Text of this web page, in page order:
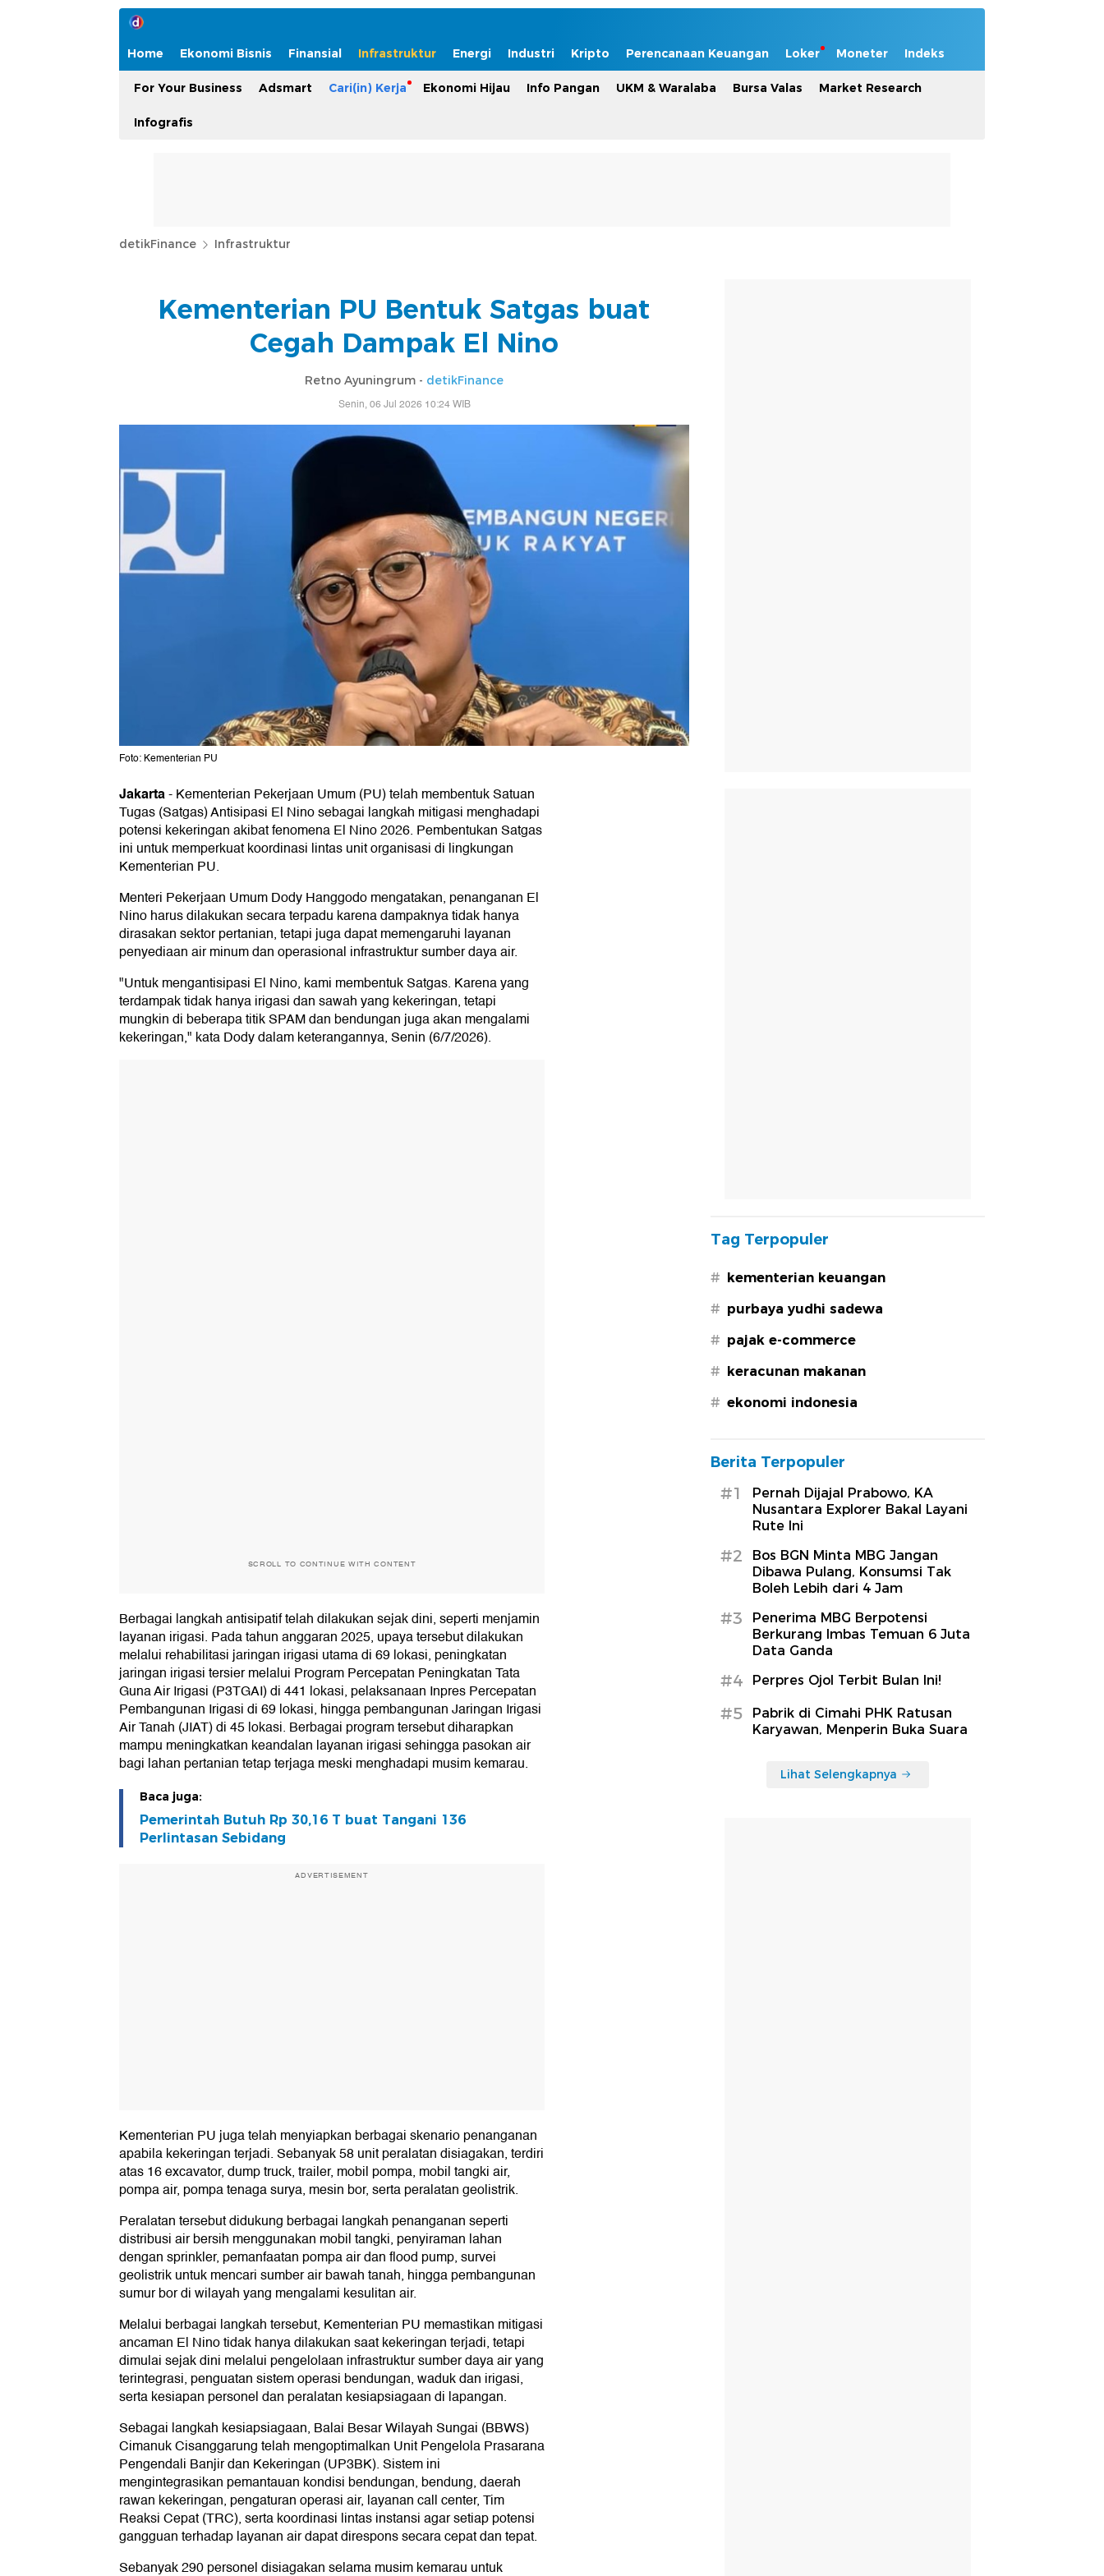
Home Ekonomi Bisnis Finansial Infrastruktur Energi Industri Kripto Perencanaan Keuangan Loker Moneter Indeks
For Your Business Adsmart Cari(in) Kerja Ekonomi Hijau Info Pangan UKM & Waralaba Bursa Valas Market Research
Infografis
detikFinance Infrastruktur
Kementerian PU Bentuk Satgas buat
Cegah Dampak El Nino
Retno Ayuningrum - detikFinance
Senin, 06 Jul 2026 10:24 WIB
Foto: Kementerian PU
Jakarta-Kementerian Pekerjaan Umum (PU) telah membentuk Satuan
Tugas (Satgas) Antisipasi El Nino sebagai langkah mitigasi menghadapi
potensi kekeringan akibat fenomena El Nino 2026. Pembentukan Satgas
ini untuk memperkuat koordinasi lintas unit organisasi di lingkungan
Kementerian PU.
Menteri Pekerjaan Umum Dody Hanggodo mengatakan, penanganan El
Nino harus dilakukan secara terpadu karena dampaknya tidak hanya
dirasakan sektor pertanian, tetapi juga dapat memengaruhi layanan
penyediaan air minum dan operasional infrastruktur sumber daya air.
"Untuk mengantisipasi El Nino, kami membentuk Satgas. Karena yang
terdampak tidak hanya irigasi dan sawah yang kekeringan, tetapi
mungkin di beberapa titik SPAM dan bendungan juga akan mengalami
kekeringan," kata Dody dalam keterangannya, Senin (6/7/2026).
SCROLL TO CONTINUE WITH CONTENT
Berbagai langkah antisipatif telah dilakukan sejak dini, seperti menjamin
layanan irigasi. Pada tahun anggaran 2025, upaya tersebut dilakukan
melalui rehabilitasi jaringan irigasi utama di 69 lokasi, peningkatan
jaringan irigasi tersier melalui Program Percepatan Peningkatan Tata
Guna Air Irigasi (P3TGAI) di 441 lokasi, pelaksanaan Inpres Percepatan
Pembangunan Irigasi di 69 lokasi, hingga pembangunan Jaringan Irigasi
Air Tanah (JIAT) di 45 lokasi. Berbagai program tersebut diharapkan
mampu meningkatkan keandalan layanan irigasi sehingga pasokan air
bagi lahan pertanian tetap terjaga meski menghadapi musim kemarau.
Baca juga:
Pemerintah Butuh Rp 30,16 T buat Tangani 136
Perlintasan Sebidang
ADVERTISEMENT
Kementerian PU juga telah menyiapkan berbagai skenario penanganan
apabila kekeringan terjadi. Sebanyak 58 unit peralatan disiagakan, terdiri
atas 16 excavator, dump truck, trailer, mobil pompa, mobil tangki air,
pompa air, pompa tenaga surya, mesin bor, serta peralatan geolistrik.
Peralatan tersebut didukung berbagai langkah penanganan seperti
distribusi air bersih menggunakan mobil tangki, penyiraman lahan
dengan sprinkler, pemanfaatan pompa air dan flood pump, survei
geolistrik untuk mencari sumber air bawah tanah, hingga pembangunan
sumur bor di wilayah yang mengalami kesulitan air.
Melalui berbagai langkah tersebut, Kementerian PU memastikan mitigasi
ancaman El Nino tidak hanya dilakukan saat kekeringan terjadi, tetapi
dimulai sejak dini melalui pengelolaan infrastruktur sumber daya air yang
terintegrasi, penguatan sistem operasi bendungan, waduk dan irigasi,
serta kesiapan personel dan peralatan kesiapsiagaan di lapangan.
Sebagai langkah kesiapsiagaan, Balai Besar Wilayah Sungai (BBWS)
Cimanuk Cisanggarung telah mengoptimalkan Unit Pengelola Prasarana
Pengendali Banjir dan Kekeringan (UP3BK). Sistem ini
mengintegrasikan pemantauan kondisi bendungan, bendung, daerah
rawan kekeringan, pengaturan operasi air, layanan call center, Tim
Reaksi Cepat (TRC), serta koordinasi lintas instansi agar setiap potensi
gangguan terhadap layanan air dapat direspons secara cepat dan tepat.
Sebanyak 290 personel disiagakan selama musim kemarau untuk
Tag Terpopuler
# kementerian keuangan
# purbaya yudhi sadewa
# pajak e-commerce
# keracunan makanan
# ekonomi indonesia
Berita Terpopuler
#1
Pernah Dijajal Prabowo, KA
Nusantara Explorer Bakal Layani
Rute Ini
#2
Bos BGN Minta MBG Jangan
Dibawa Pulang, Konsumsi Tak
Boleh Lebih dari 4 Jam
#3
Penerima MBG Berpotensi
Berkurang Imbas Temuan 6 Juta
Data Ganda
#4 Perpres Ojol Terbit Bulan Ini!
#5
Pabrik di Cimahi PHK Ratusan
Karyawan, Menperin Buka Suara
Lihat Selengkapnya